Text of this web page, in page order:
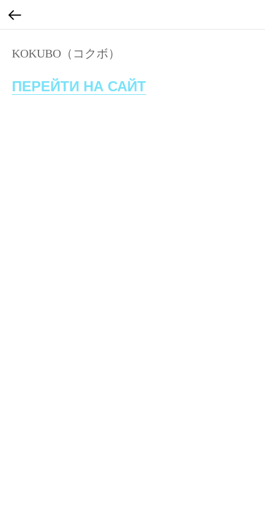
KOKUBO（コクボ）
ПЕРЕЙТИ НА САЙТ